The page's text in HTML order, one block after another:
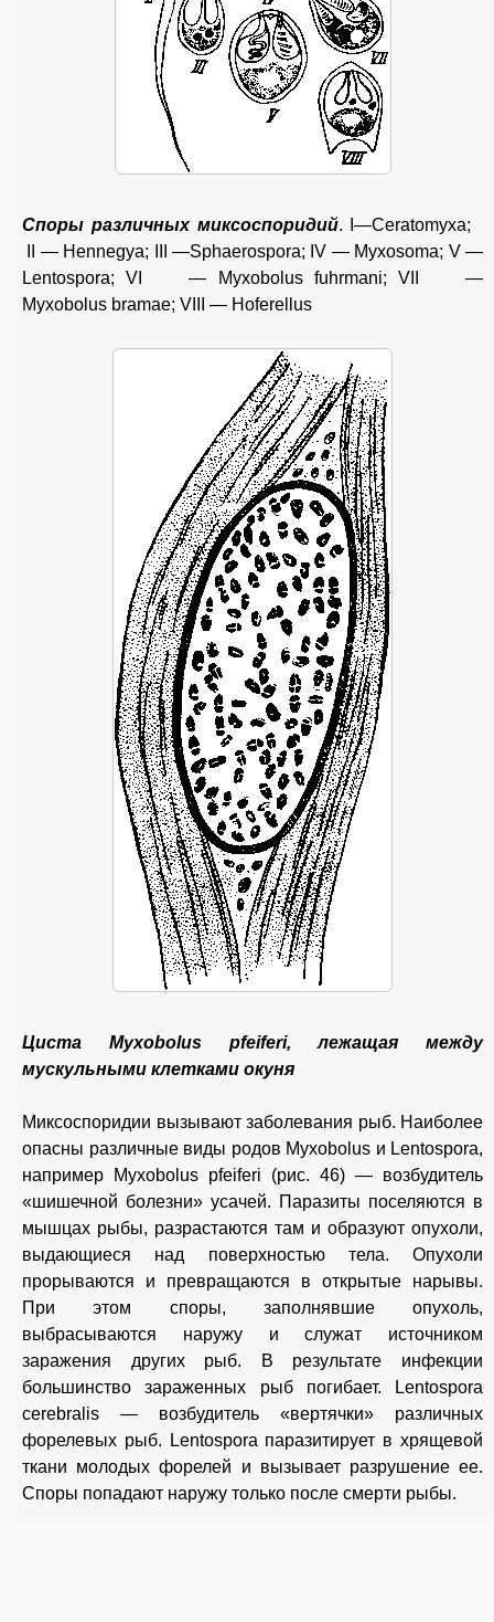
Споры различных миксоспоридий. I—Ceratomyxa;
II — Hennegya; III —Sphaerospora; IV — Myxosoma; V —
Lentospora; VI — Myxobolus fuhrmani; VII —
Myxobolus bramae; VIII — Hoferellus
Циста Myxobolus pfeiferi, лежащая между
мускульными клетками окуня
Миксоспоридии вызывают заболевания рыб. Наиболее
опасны различные виды родов Myxobolus и Lentospora,
например Myxobolus pfeiferi (рис. 46) — возбудитель
«шишечной болезни» усачей. Паразиты поселяются в
мышцах рыбы, разрастаются там и образуют опухоли,
выдающиеся над поверхностью тела. Опухоли
прорываются и превращаются в открытые нарывы.
При этом споры, заполнявшие опухоль,
выбрасываются наружу и служат источником
заражения других рыб. В результате инфекции
большинство зараженных рыб погибает. Lentospora
cerebralis — возбудитель «вертячки» различных
форелевых рыб. Lentospora паразитирует в хрящевой
ткани молодых форелей и вызывает разрушение ее.
Споры попадают наружу только после смерти рыбы.